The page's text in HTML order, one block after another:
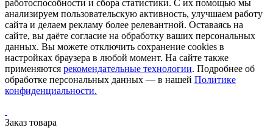
работоспособности и сбора статистики. С их помощью мы
анализируем пользовательскую активность, улучшаем работу
сайта и делаем рекламу более релевантной. Оставаясь на
сайте, вы даёте согласие на обработку ваших персональных
данных. Вы можете отключить сохранение cookies в
настройках браузера в любой момент. На сайте также
применяются рекомендательные технологии. Подробнее об
обработке персональных данных — в нашей Политике
конфиденциальности.
Заказ товара